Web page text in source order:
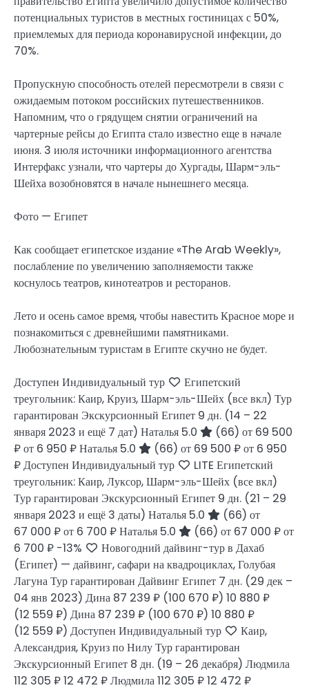
потенциальных туристов в местных гостиницах с 50%,
приемлемых для периода коронавирусной инфекции, до
70%.
Пропускную способность отелей пересмотрели в связи с
ожидаемым потоком российских путешественников.
Напомним, что о грядущем снятии ограничений на
чартерные рейсы до Египта стало известно еще в начале
июня. 3 июля источники информационного агентства
Интерфакс узнали, что чартеры до Хургады, Шарм-эль-
Шейха возобновятся в начале нынешнего месяца.
Фото — Египет
Как сообщает египетское издание «The Arab Weekly»,
послабление по увеличению заполняемости также
коснулось театров, кинотеатров и ресторанов.
Лето и осень самое время, чтобы навестить Красное море и
познакомиться с древнейшими памятниками.
Любознательным туристам в Египте скучно не будет.
Доступен Индивидуальный тур
Египетский
треугольник: Каир, Круиз, Шарм-эль-Шейх (все вкл) Тур
гарантирован Экскурсионный Египет 9 дн. (14 – 22
января 2023 и ещё 7 дат) Наталья 5.0 (66) от 69 500
₽от 6 950 ₽Наталья 5.0 (66) от 69 500 ₽от 6 950
₽Доступен Индивидуальный тур
LITE Египетский
треугольник: Каир, Луксор, Шарм-эль-Шейх (все вкл)
Тур гарантирован Экскурсионный Египет 9 дн. (21 – 29
января 2023 и ещё 3 даты) Наталья 5.0 (66) от
67 000 ₽от 6 700 ₽Наталья 5.0 (66) от 67 000 ₽от
6 700 ₽ -13%
Новогодний дайвинг-тур в Дахаб
(Египет) — дайвинг, сафари на квадроциклах, Голубая
Лагуна Тур гарантирован Дайвинг Египет 7 дн. (29 дек –
04 янв 2023) Дина 87 239 ₽ (100 670 ₽) 10 880 ₽
(12 559 ₽) Дина 87 239 ₽ (100 670 ₽) 10 880 ₽
(12 559 ₽) Доступен Индивидуальный тур
Каир,
Александрия, Круиз по Нилу Тур гарантирован
Экскурсионный Египет 8 дн. (19 – 26 декабря) Людмила
112 305 ₽12 472 ₽Людмила112 305 ₽12 472 ₽